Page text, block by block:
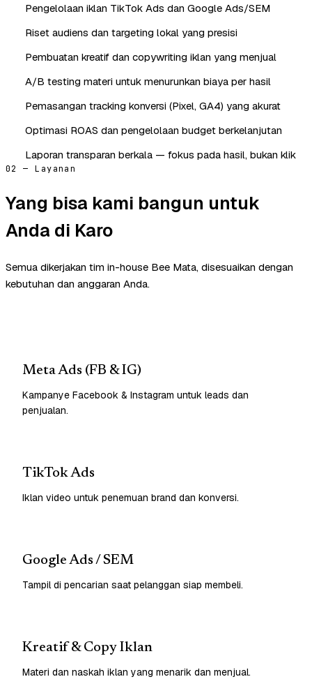
Pengelolaan iklan TikTok Ads dan Google Ads/SEM
Riset audiens dan targeting lokal yang presisi
Pembuatan kreatif dan copywriting iklan yang menjual
A/B testing materi untuk menurunkan biaya per hasil
Pemasangan tracking konversi (Pixel, GA4) yang akurat
Optimasi ROAS dan pengelolaan budget berkelanjutan
Laporan transparan berkala — fokus pada hasil, bukan klik
02 — Layanan
Yang bisa kami bangun untuk
Anda di Karo
Semua dikerjakan tim in-house Bee Mata, disesuaikan dengan
kebutuhan dan anggaran Anda.
Meta Ads (FB & IG)
Kampanye Facebook & Instagram untuk leads dan
penjualan.
TikTok Ads
Iklan video untuk penemuan brand dan konversi.
Google Ads / SEM
Tampil di pencarian saat pelanggan siap membeli.
Kreatif & Copy Iklan
Materi dan naskah iklan yang menarik dan menjual.